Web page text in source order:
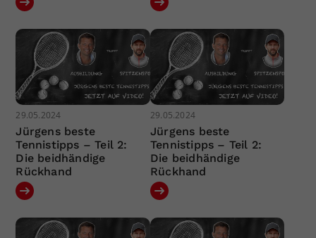
29.05.2024
Jürgens beste
Tennistipps – Teil 2:
Die beidhändige
Rückhand
29.05.2024
Jürgens beste
Tennistipps – Teil 2:
Die beidhändige
Rückhand